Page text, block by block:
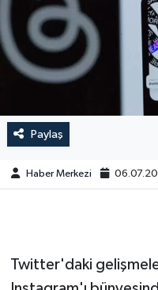
Paylaş
Haber Merkezi
Twitter'daki